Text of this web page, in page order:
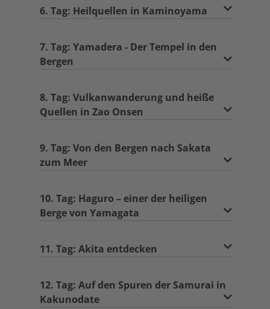
6. Tag: Heilquellen in Kaminoyama
7. Tag: Yamadera - Der Tempel in den
Bergen
8. Tag: Vulkanwanderung und heiße
Quellen in Zao Onsen
9. Tag: Von den Bergen nach Sakata
zum Meer
10. Tag: Haguro – einer der heiligen
Berge von Yamagata
11. Tag: Akita entdecken
12. Tag: Auf den Spuren der Samurai in
Kakunodate